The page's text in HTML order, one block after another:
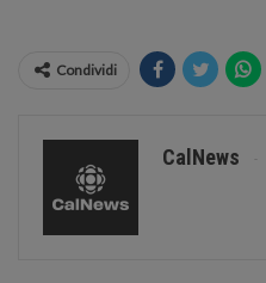
Condividi
CalNews